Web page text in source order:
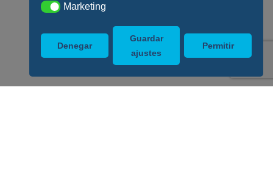
MarketingMarketing
Denegar
Guardar
ajustes
Permitir